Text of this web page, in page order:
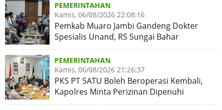
PEMERINTAHAN
Kamis, 06/08/2026 22:08:16
Pemkab Muaro Jambi Gandeng Dokter
Spesialis Unand, RS Sungai Bahar
Disiapkan Naik Kelas
PEMERINTAHAN
Kamis, 06/08/2026 21:26:37
PKS PT SATU Boleh Beroperasi Kembali,
Kapolres Minta Perizinan Dipenuhi